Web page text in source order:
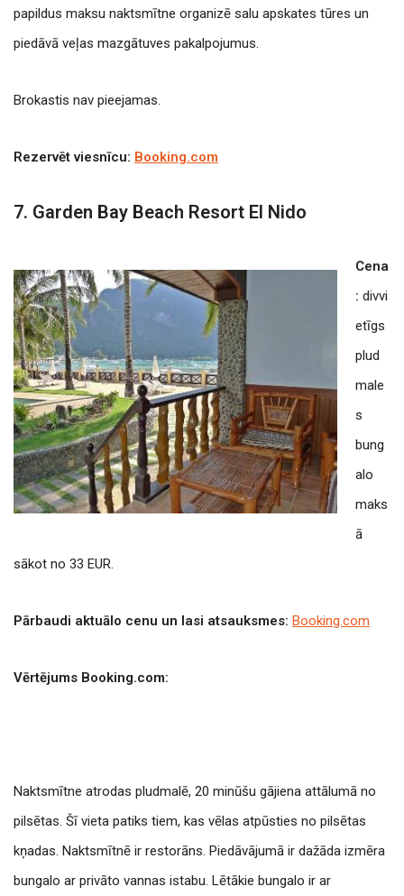
papildus maksu naktsmītne organizē salu apskates tūres un
piedāvā veļas mazgātuves pakalpojumus.
Brokastis nav pieejamas.
Rezervēt viesnīcu: Booking.com
7. Garden Bay Beach Resort El Nido
Cena
: divvi
etīgs
plud
male
s
bung
alo
maks
ā
sākot no 33 EUR.
Pārbaudi aktuālo cenu un lasi atsauksmes: Booking.com
Vērtējums Booking.com:
Naktsmītne atrodas pludmalē, 20 minūšu gājiena attālumā no
pilsētas. Šī vieta patiks tiem, kas vēlas atpūsties no pilsētas
kņadas. Naktsmītnē ir restorāns. Piedāvājumā ir dažāda izmēra
bungalo ar privāto vannas istabu. Lētākie bungalo ir ar